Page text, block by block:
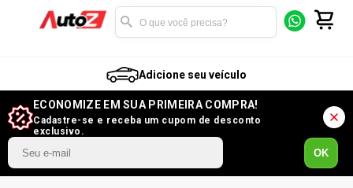
Adicione seu veículo
ECONOMIZE EM SUA PRIMEIRA COMPRA!
Cadastre-se e receba um cupom de desconto
exclusivo.
OK